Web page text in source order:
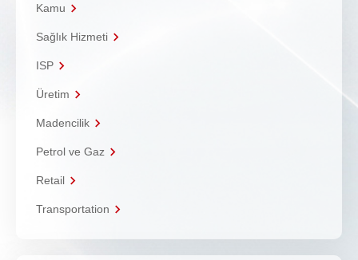
Kamu
Sağlık Hizmeti
ISP
Üretim
Madencilik
Petrol ve Gaz
Retail
Transportation